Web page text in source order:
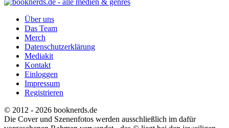
Über uns
Das Team
Merch
Datenschutzerklärung
Mediakit
Kontakt
Einloggen
Impressum
Registrieren
© 2012 - 2026 booknerds.de
Die Cover und Szenenfotos werden ausschließlich im dafür